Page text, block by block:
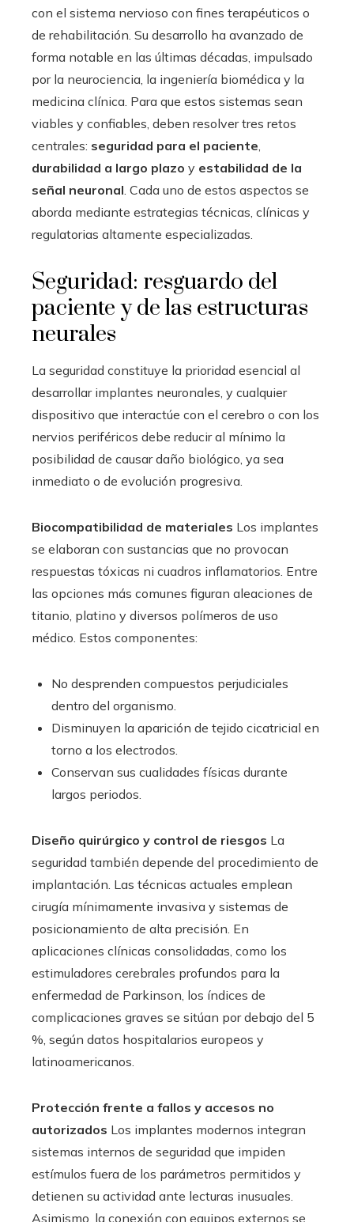
con el sistema nervioso con fines terapéuticos o
de rehabilitación. Su desarrollo ha avanzado de
forma notable en las últimas décadas, impulsado
por la neurociencia, la ingeniería biomédica y la
medicina clínica. Para que estos sistemas sean
viables y confiables, deben resolver tres retos
centrales: seguridad para el paciente,
durabilidad a largo plazo y estabilidad de la
señal neuronal. Cada uno de estos aspectos se
aborda mediante estrategias técnicas, clínicas y
regulatorias altamente especializadas.
Seguridad: resguardo del
paciente y de las estructuras
neurales
La seguridad constituye la prioridad esencial al
desarrollar implantes neuronales, y cualquier
dispositivo que interactúe con el cerebro o con los
nervios periféricos debe reducir al mínimo la
posibilidad de causar daño biológico, ya sea
inmediato o de evolución progresiva.
Biocompatibilidad de materiales Los implantes
se elaboran con sustancias que no provocan
respuestas tóxicas ni cuadros inflamatorios. Entre
las opciones más comunes figuran aleaciones de
titanio, platino y diversos polímeros de uso
médico. Estos componentes:
No desprenden compuestos perjudiciales
dentro del organismo.
Disminuyen la aparición de tejido cicatricial en
torno a los electrodos.
Conservan sus cualidades físicas durante
largos periodos.
Diseño quirúrgico y control de riesgos La
seguridad también depende del procedimiento de
implantación. Las técnicas actuales emplean
cirugía mínimamente invasiva y sistemas de
posicionamiento de alta precisión. En
aplicaciones clínicas consolidadas, como los
estimuladores cerebrales profundos para la
enfermedad de Parkinson, los índices de
complicaciones graves se sitúan por debajo del 5
%, según datos hospitalarios europeos y
latinoamericanos.
Protección frente a fallos y accesos no
autorizados Los implantes modernos integran
sistemas internos de seguridad que impiden
estímulos fuera de los parámetros permitidos y
detienen su actividad ante lecturas inusuales.
Asimismo, la conexión con equipos externos se